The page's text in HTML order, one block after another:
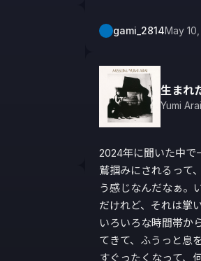
gami_2814May
生まれ
Yumi Arai
2024年に聞いた中で
鷲掴みにされるって
う感じなんだなぁ。
だけれど、それは掌
いろいろな時間帯か
てきて、ふうっと息
すぐったくなって、